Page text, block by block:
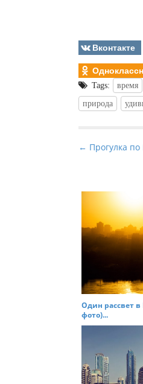
Вконтакте
Tags: время
природа
P
t
n
a
v
a
t
← Прогулка по
Один рассвет в
фото)...